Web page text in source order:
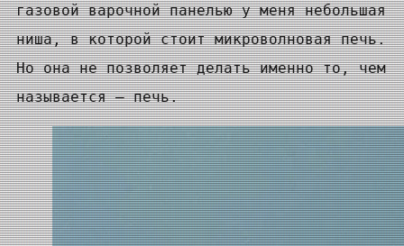
газовой варочной панелью у меня небольшая
ниша, в которой стоит микроволновая печь.
Но она не позволяет делать именно то, чем
называется — печь.